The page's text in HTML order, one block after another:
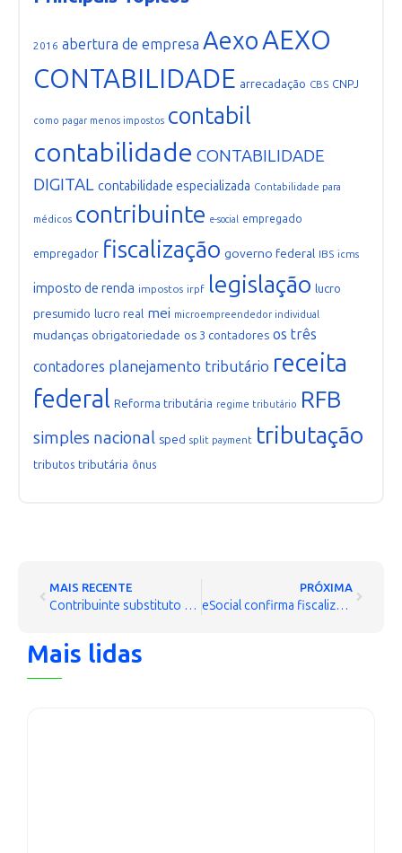
2016 abertura de empresa AexoAEXO
CONTABILIDADE arrecadação CBS CNPJ
como pagar menos impostos contabil
contabilidade CONTABILIDADE
DIGITAL contabilidade especializada Contabilidade para
médicos contribuinte e-social empregado
empregador fiscalização governo federal IBS icms
imposto de renda impostos irpf legislação lucro
presumido lucro real mei microempreendedor individual
mudanças obrigatoriedade os 3 contadores os três
contadores planejamento tributário receita
federal Reforma tributária regime tributário RFB
simples nacional sped split payment tributação
tributos tributária ônus
MAIS RECENTE
Contribuinte substituto ou substituído? Entenda as obrigações de cada um
PRÓXIMA
eSocial confirma fiscalização trabalhista total em 2016
Mais lidas